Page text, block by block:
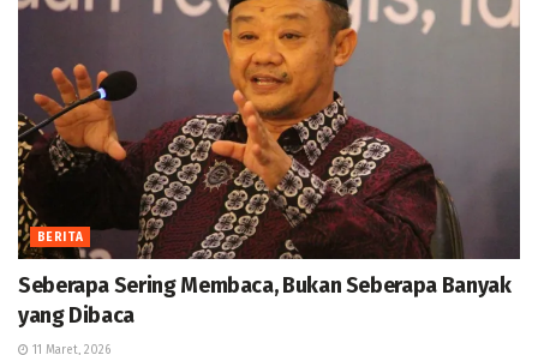
BERITA
Seberapa Sering Membaca, Bukan Seberapa Banyak
yang Dibaca
11 Maret, 2026